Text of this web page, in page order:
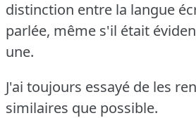
distinction entre la langue
parlée, même s'il était
une.
J'ai toujours essayé de les
similaires que possible.